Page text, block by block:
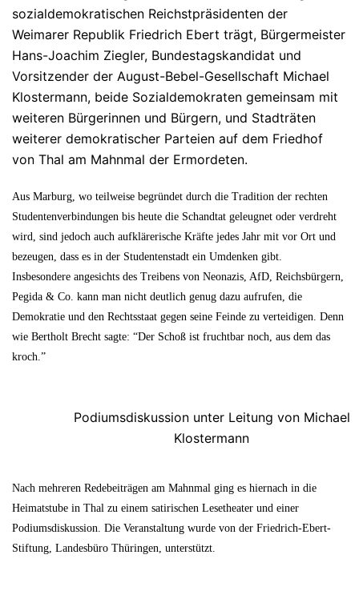
sozialdemokratischen Reichstpräsidenten der
Weimarer Republik Friedrich Ebert trägt, Bürgermeister
Hans-Joachim Ziegler, Bundestagskandidat und
Vorsitzender der August-Bebel-Gesellschaft Michael
Klostermann, beide Sozialdemokraten gemeinsam mit
weiteren Bürgerinnen und Bürgern, und Stadträten
weiterer demokratischer Parteien auf dem Friedhof
von Thal am Mahnmal der Ermordeten.
Aus Marburg, wo teilweise begründet durch die Tradition der rechten
Studentenverbindungen bis heute die Schandtat geleugnet oder verdreht
wird, sind jedoch auch aufklärerische Kräfte jedes Jahr mit vor Ort und
bezeugen, dass es in der Studentenstadt ein Umdenken gibt.
Insbesondere angesichts des Treibens von Neonazis, AfD, Reichsbürgern,
Pegida & Co. kann man nicht deutlich genug dazu aufrufen, die
Demokratie und den Rechtsstaat gegen seine Feinde zu verteidigen. Denn
wie Bertholt Brecht sagte: “Der Schoß ist fruchtbar noch, aus dem das
kroch.”
Podiumsdiskussion unter Leitung von Michael
Klostermann
Nach mehreren Redebeiträgen am Mahnmal ging es hiernach in die
Heimatstube in Thal zu einem satirischen Lesetheater und einer
Podiumsdiskussion. Die Veranstaltung wurde von der Friedrich-Ebert-
Stiftung, Landesbüro Thüringen, unterstützt.